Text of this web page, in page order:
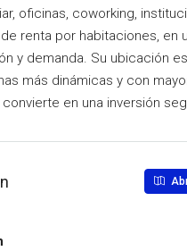
oficinas, coworking,
renta por habitaciones, en
y demanda. Su ubicación
más dinámicas y con
en una inversión